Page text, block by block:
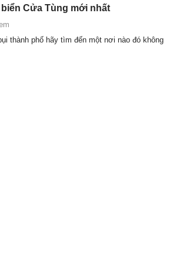
Cửa Tùng mới nhất
thành phố hãy tìm đến một nơi nào đó không